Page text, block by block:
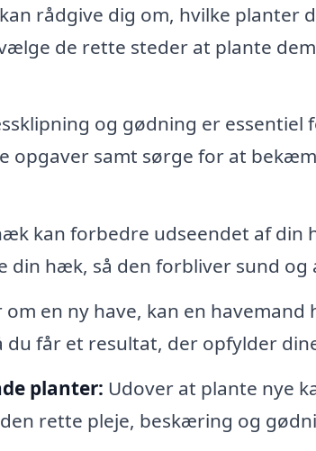
rådgive dig om, hvilke planter
de rette steder at plante
og gødning er essentiel
opgaver samt sørge for at
kan forbedre udseendet af din
din hæk, så den forbliver sund og
en ny have, kan en
får et resultat, der opfylder
planter: Udover at plante nye
rette pleje, beskæring og